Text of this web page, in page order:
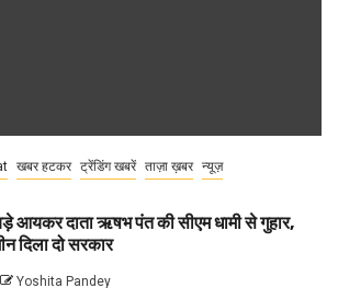
खबर हटकर ट्रेंडिंग खबरें ताज़ा ख़बर न्यूज़
आयकर दाता ऋषभ पंत की सीएम धामी से गुहार,
दिला दो सरकार
Yoshita Pandey